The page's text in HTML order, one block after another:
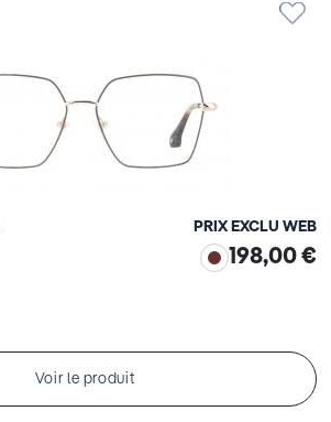
PRIX EXCLU WEB
198,00 €
Voir le produit